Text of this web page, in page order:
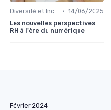
Diversité et Inclusion • 14/06/2025
Les nouvelles perspectives
RH à l'ère du numérique
Février 2024